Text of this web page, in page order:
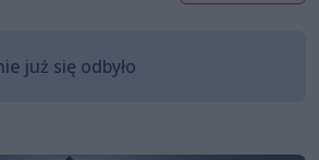
już się odbyło